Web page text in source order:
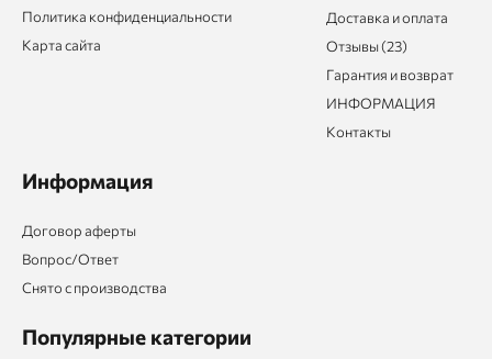
Политика конфиденциальности
Карта сайта
Доставка и оплата
Отзывы (23)
Гарантия и возврат
ИНФОРМАЦИЯ
Контакты
Информация
Договор аферты
Вопрос/Ответ
Снято с производства
Популярные категории